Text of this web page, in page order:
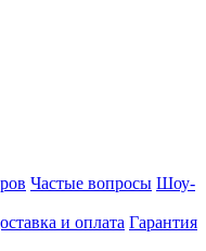
Частые вопросы Шоу-
и оплата Гарантия